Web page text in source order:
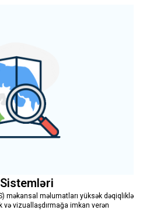
məkansal məlumatları yüksək dəqiqliklə
vizuallaşdırmağa imkan verən